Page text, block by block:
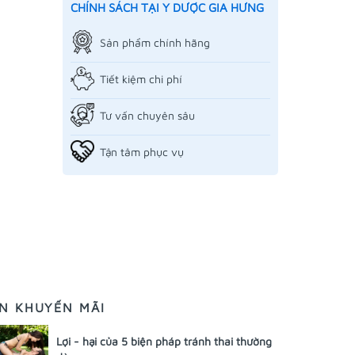
CHÍNH SÁCH TẠI Y DƯỢC GIA HƯNG
Sản phẩm chính hãng
Tiết kiệm chi phí
Tư vấn chuyên sâu
Tận tâm phục vụ
KHUYẾN MÃI
Lợi - hại của 5 biện pháp tránh thai thường